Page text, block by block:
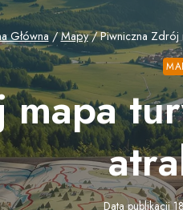
Główna/ Mapy / Piwniczna Zdrój
mapa
Data publikacji